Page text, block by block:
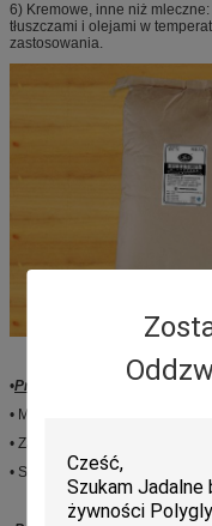
6) Kremowe, inne niż
tłuszczami i olejami w
zastosowania.
•Przy produkcji mleka do picia
• Mają działanie emulgujące na
• Zapobieganie delaminacji i
• Sprawiają, że usta czują się